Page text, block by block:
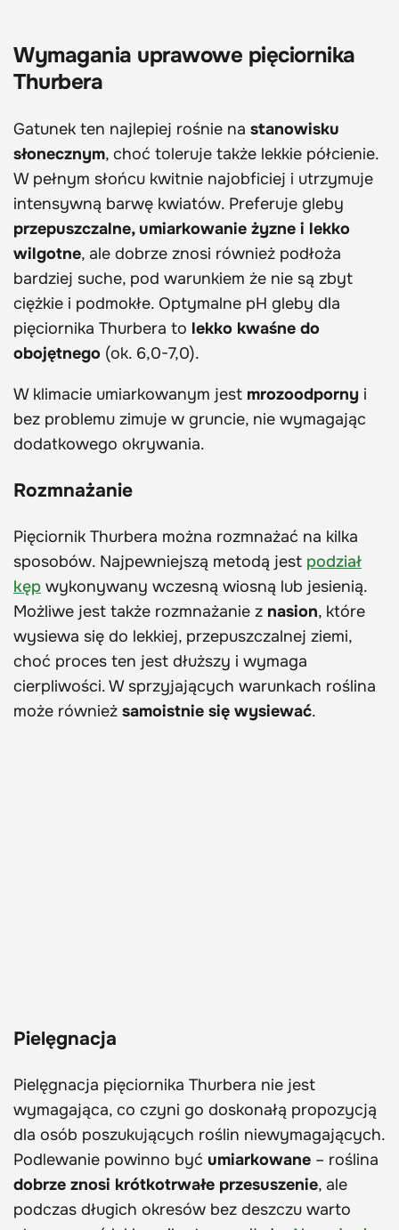
Wymagania uprawowe pięciornika
Thurbera
Gatunek ten najlepiej rośnie na stanowisku
słonecznym, choć toleruje także lekkie półcienie.
W pełnym słońcu kwitnie najobficiej i utrzymuje
intensywną barwę kwiatów. Preferuje gleby
przepuszczalne, umiarkowanie żyzne i lekko
wilgotne, ale dobrze znosi również podłoża
bardziej suche, pod warunkiem że nie są zbyt
ciężkie i podmokłe. Optymalne pH gleby dla
pięciornika Thurbera to lekko kwaśne do
obojętnego (ok. 6,0-7,0).
W klimacie umiarkowanym jest mrozoodporny i
bez problemu zimuje w gruncie, nie wymagając
dodatkowego okrywania.
Rozmnażanie
Pięciornik Thurbera można rozmnażać na kilka
sposobów. Najpewniejszą metodą jest podział
kęp wykonywany wczesną wiosną lub jesienią.
Możliwe jest także rozmnażanie z nasion, które
wysiewa się do lekkiej, przepuszczalnej ziemi,
choć proces ten jest dłuższy i wymaga
cierpliwości. W sprzyjających warunkach roślina
może również samoistnie się wysiewać.
Pielęgnacja
Pielęgnacja pięciornika Thurbera nie jest
wymagająca, co czyni go doskonałą propozycją
dla osób poszukujących roślin niewymagających.
Podlewanie powinno być umiarkowane – roślina
dobrze znosi krótkotrwałe przesuszenie, ale
podczas długich okresów bez deszczu warto